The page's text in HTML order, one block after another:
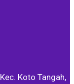
Koto Tangah,